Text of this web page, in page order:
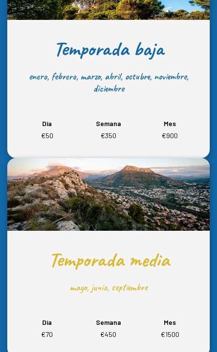
Temporada baja
enero, febrero, marzo, abril, octubre, noviembre,
diciembre
Día
€50
Semana
€350
Mes
€900
Temporada media
mayo, junio, septiembre
Día
€70
Semana
€450
Mes
€1500